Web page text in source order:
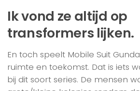
Ik vond ze altijd op
transformers lijken.
En toch speelt Mobile Suit
ruimte en toekomst. Dat is iets
bij dit soort series. De mensen